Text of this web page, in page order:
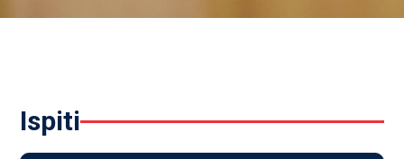
ispiti